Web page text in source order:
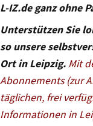
L-IZ.de ganz ohne
Unterstützen Sie
so unsere
Ort in Leipzig. Mit
Abonnements (zur
täglichen, frei
Informationen in